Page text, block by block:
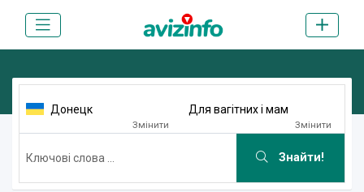
Донецк
Змінити
Для вагітних і мам
Змінити
Знайти!